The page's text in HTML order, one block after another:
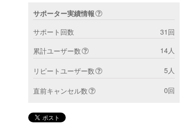
サポーター実績情報
サポート回数
31回
累計ユーザー数
14人
リピートユーザー数 5人
直前キャンセル数 0回